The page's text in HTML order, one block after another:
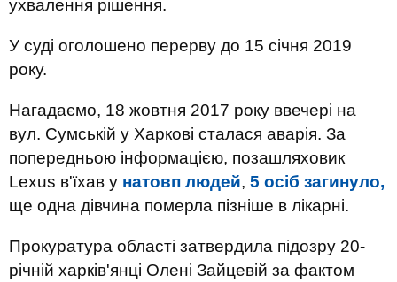
ухвалення рішення.
У суді оголошено перерву до 15 січня 2019
року.
Нагадаємо, 18 жовтня 2017 року ввечері на
вул. Сумській у Харкові сталася аварія. За
попередньою інформацією, позашляховик
Lexus в'їхав у натовп людей, 5 осіб загинуло,
ще одна дівчина померла пізніше в лікарні.
Прокуратура області затвердила підозру 20-
річній харків'янці Олені Зайцевій за фактом